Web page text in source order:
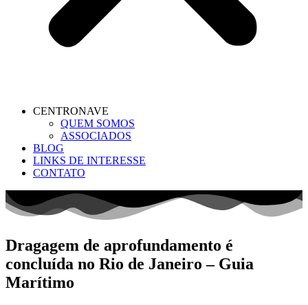
CENTRONAVE
QUEM SOMOS
ASSOCIADOS
BLOG
LINKS DE INTERESSE
CONTATO
Dragagem de aprofundamento é
concluída no Rio de Janeiro – Guia
Marítimo